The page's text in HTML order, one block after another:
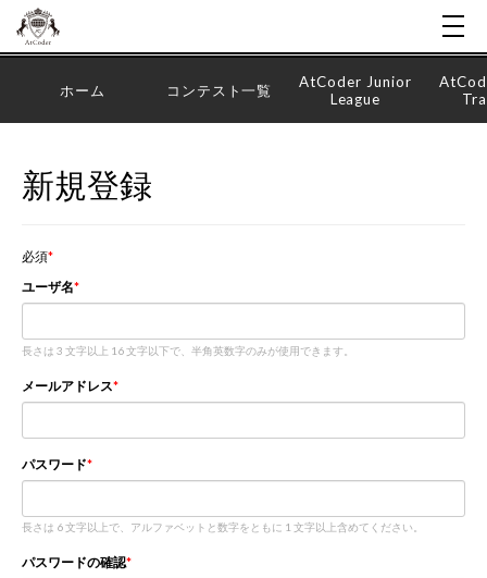
ホーム コンテスト一覧
AtCoder Junior
League
新規登録
必須
ユーザ名
長さは 3 文字以上 16 文字以下で、半角英数字のみが使用できます。
メールアドレス
パスワード
長さは 6 文字以上で、アルファベットと数字をともに 1 文字以上含めてください。
パスワードの確認